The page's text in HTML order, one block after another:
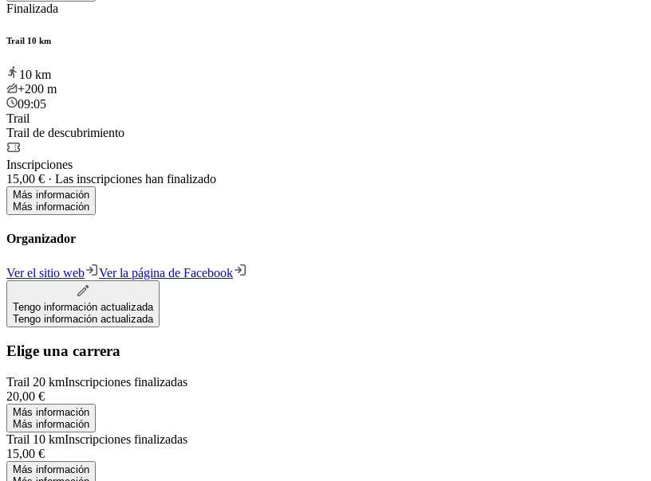
Finalizada
Trail 10 km
10 km
+200 m
09:05
Trail
Trail de descubrimiento
Inscripciones
15,00 € · Las inscripciones han finalizado
Más información
Más información
Organizador
Ver el sitio web Ver la página de Facebook
Tengo información actualizada
Tengo información actualizada
Elige una carrera
Trail 20 kmInscripciones finalizadas
20,00 €
Más información
Más información
Trail 10 kmInscripciones finalizadas
15,00 €
Más información